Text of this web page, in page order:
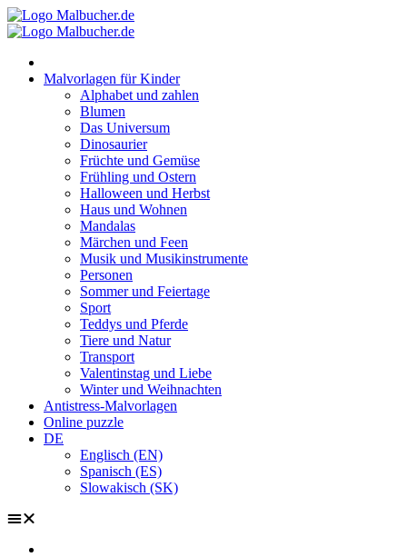
Zum
Inhalt
Malvorlagen für Kinder
Alphabet und zahlen
Blumen
Das Universum
Dinosaurier
Früchte und Gemüse
Frühling und Ostern
Halloween und Herbst
Haus und Wohnen
Mandalas
Märchen und Feen
Musik und Musikinstrumente
Personen
Sommer und Feiertage
Sport
Teddys und Pferde
Tiere und Natur
Transport
Valentinstag und Liebe
Winter und Weihnachten
Antistress-Malvorlagen
Online puzzle
DE
Englisch (EN)
Spanisch (ES)
Slowakisch (SK)